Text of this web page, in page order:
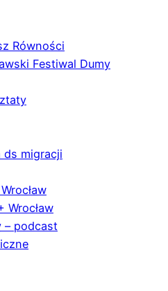
Równości
Festiwal Dumy
ds migracji
Wrocław
– podcast